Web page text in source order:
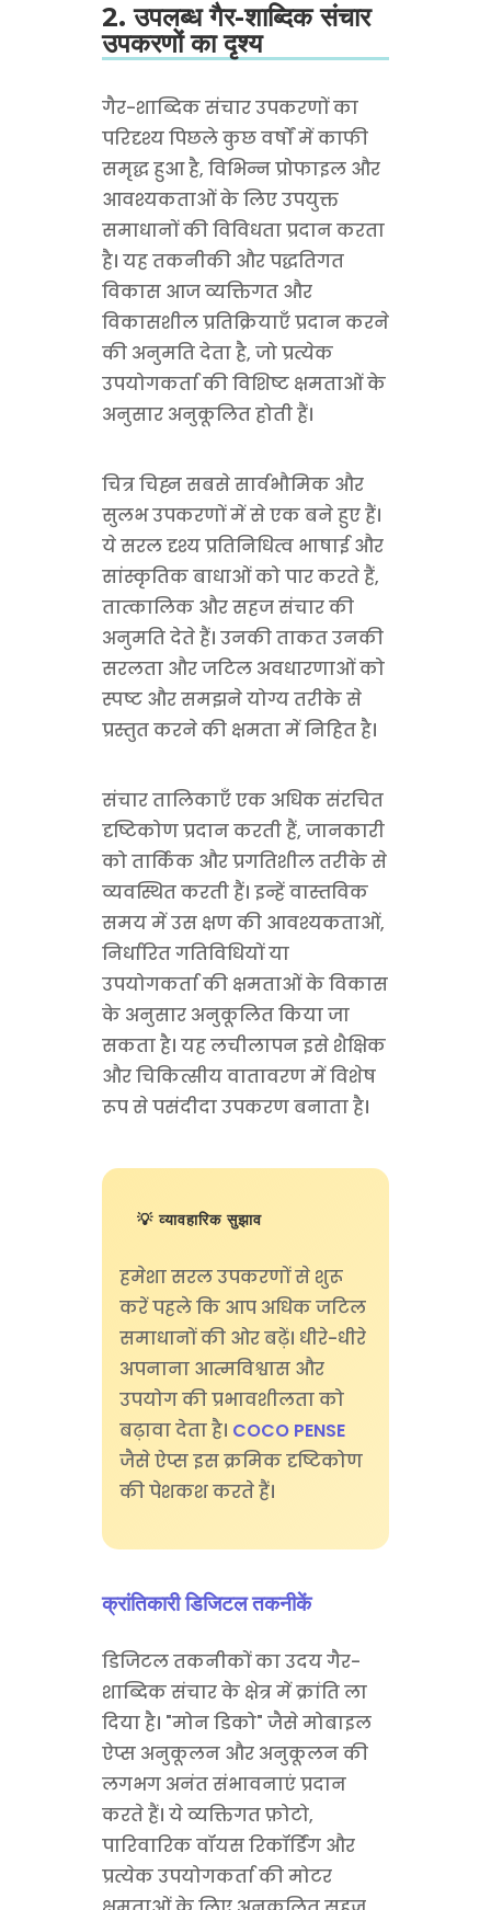
2. उपलब्ध गैर-शाब्दिक संचार
उपकरणों का दृश्य
गैर-शाब्दिक संचार उपकरणों का
परिदृश्य पिछले कुछ वर्षों में काफी
समृद्ध हुआ है, विभिन्न प्रोफाइल और
आवश्यकताओं के लिए उपयुक्त
समाधानों की विविधता प्रदान करता
है। यह तकनीकी और पद्धतिगत
विकास आज व्यक्तिगत और
विकासशील प्रतिक्रियाएँ प्रदान करने
की अनुमति देता है, जो प्रत्येक
उपयोगकर्ता की विशिष्ट क्षमताओं के
अनुसार अनुकूलित होती हैं।
चित्र चिह्न सबसे सार्वभौमिक और
सुलभ उपकरणों में से एक बने हुए हैं।
ये सरल दृश्य प्रतिनिधित्व भाषाई और
सांस्कृतिक बाधाओं को पार करते हैं,
तात्कालिक और सहज संचार की
अनुमति देते हैं। उनकी ताकत उनकी
सरलता और जटिल अवधारणाओं को
स्पष्ट और समझने योग्य तरीके से
प्रस्तुत करने की क्षमता में निहित है।
संचार तालिकाएँ एक अधिक संरचित
दृष्टिकोण प्रदान करती हैं, जानकारी
को तार्किक और प्रगतिशील तरीके से
व्यवस्थित करती हैं। इन्हें वास्तविक
समय में उस क्षण की आवश्यकताओं,
निर्धारित गतिविधियों या
उपयोगकर्ता की क्षमताओं के विकास
के अनुसार अनुकूलित किया जा
सकता है। यह लचीलापन इसे शैक्षिक
और चिकित्सीय वातावरण में विशेष
रूप से पसंदीदा उपकरण बनाता है।
💡 व्यावहारिक सुझाव
हमेशा सरल उपकरणों से शुरू
करें पहले कि आप अधिक जटिल
समाधानों की ओर बढ़ें। धीरे-धीरे
अपनाना आत्मविश्वास और
उपयोग की प्रभावशीलता को
बढ़ावा देता है। COCO PENSE
जैसे ऐप्स इस क्रमिक दृष्टिकोण
की पेशकश करते हैं।
क्रांतिकारी डिजिटल तकनीकें
डिजिटल तकनीकों का उदय गैर-
शाब्दिक संचार के क्षेत्र में क्रांति ला
दिया है। "मोन डिको" जैसे मोबाइल
ऐप्स अनुकूलन और अनुकूलन की
लगभग अनंत संभावनाएं प्रदान
करते हैं। ये व्यक्तिगत फ़ोटो,
पारिवारिक वॉयस रिकॉर्डिंग और
प्रत्येक उपयोगकर्ता की मोटर